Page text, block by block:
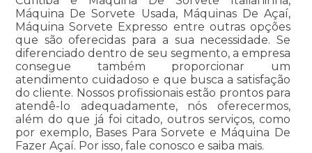
Máquina De Sorvete Usada, Máquinas De Açaí,
Máquina Sorvete Expresso entre outras opções
que são oferecidas para a sua necessidade. Se
diferenciado dentro de seu segmento, a empresa
consegue também proporcionar um
atendimento cuidadoso e que busca a satisfação
do cliente. Nossos profissionais estão prontos para
atendê-lo adequadamente, nós oferecermos,
além do que já foi citado, outros serviços, como
por exemplo, Bases Para Sorvete e Máquina De
Fazer Açaí. Por isso, fale conosco e saiba mais.